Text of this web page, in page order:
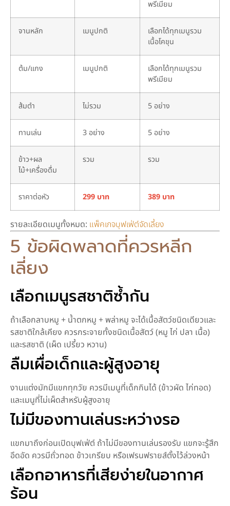
พรีเมียม
จานหลัก เมนูปกติ
เลือกได้ทุกเมนูรวม
เนื้อโคขุน
ต้ม/แกง เมนูปกติ
เลือกได้ทุกเมนูรวม
พรีเมียม
ส้มตำ ไม่รวม 5 อย่าง
ทานเล่น 3 อย่าง 5 อย่าง
ข้าว+ผล
ไม้+เครื่องดื่ม
รวม รวม
ราคาต่อหัว 299 บาท 389 บาท
รายละเอียดเมนูทั้งหมด: แพ็คเกจบุฟเฟ่ต์จัดเลี้ยง
5 ข้อผิดพลาดที่ควรหลีก
เลี่ยง
เลือกเมนูรสชาติซ้ำกัน
ถ้าเลือกลาบหมู + น้ำตกหมู + พล่าหมู จะได้เนื้อสัตว์ชนิดเดียวและ
รสชาติใกล้เคียง ควรกระจายทั้งชนิดเนื้อสัตว์ (หมู ไก่ ปลา เนื้อ)
และรสชาติ (เผ็ด เปรี้ยว หวาน)
ลืมเผื่อเด็กและผู้สูงอายุ
งานแต่งมักมีแขกทุกวัย ควรมีเมนูที่เด็กกินได้ (ข้าวผัด ไก่ทอด)
และเมนูที่ไม่เผ็ดสำหรับผู้สูงอายุ
ไม่มีของทานเล่นระหว่างรอ
แขกมาถึงก่อนเปิดบุฟเฟ่ต์ ถ้าไม่มีของทานเล่นรองรับ แขกจะรู้สึก
อึดอัด ควรมีถั่วทอด ข้าวเกรียบ หรือเฟรนฟรายส์ตั้งไว้ล่วงหน้า
เลือกอาหารที่เสียง่ายในอากาศ
ร้อน